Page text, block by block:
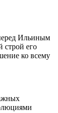
Ильиным
строй его
ко всему